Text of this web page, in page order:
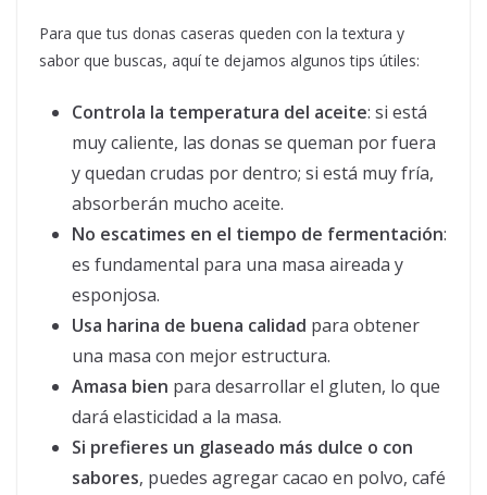
Para que tus donas caseras queden con la textura y
sabor que buscas, aquí te dejamos algunos tips útiles:
Controla la temperatura del aceite: si está
muy caliente, las donas se queman por fuera
y quedan crudas por dentro; si está muy fría,
absorberán mucho aceite.
No escatimes en el tiempo de fermentación:
es fundamental para una masa aireada y
esponjosa.
Usa harina de buena calidad para obtener
una masa con mejor estructura.
Amasa bien para desarrollar el gluten, lo que
dará elasticidad a la masa.
Si prefieres un glaseado más dulce o con
sabores, puedes agregar cacao en polvo, café